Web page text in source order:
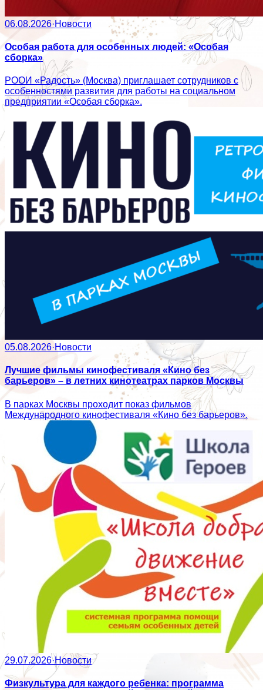
06.08.2026·Новости
Особая работа для особенных людей: «Особая
сборка»
РООИ «Радость» (Москва) приглашает сотрудников с
особенностями развития для работы на социальном
предприятии «Особая сборка».
05.08.2026·Новости
Лучшие фильмы кинофестиваля «Кино без
барьеров» – в летних кинотеатрах парков Москвы
В парках Москвы проходит показ фильмов
Международного кинофестиваля «Кино без барьеров».
29.07.2026·Новости
Физкультура для каждого ребенка: программа